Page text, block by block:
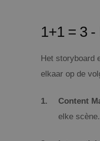
1+1 = 3
Het storyboard
elkaar op de
Content
elke